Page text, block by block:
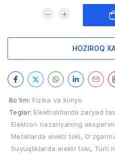
HOZIROQ
Bo'lim: Fizika va kimyo
Teglar: Elektrolitlarda zaryad
Elektron nazariyaning
Metallarda elektr toki,
Suyuqliklarda elektr toki, Turli